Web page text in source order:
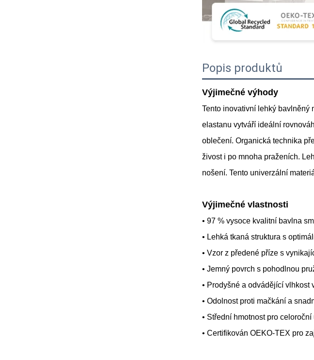
Popis produktů
Výjimečné výhody
Tento inovativní lehký bavlněný
elastanu vytváří ideální
oblečení. Organická technika
živost i po mnoha praženích.
nošení. Tento univerzální
Výjimečné vlastnosti
• 97 % vysoce kvalitní bavlna
• Lehká tkaná struktura s
• Vzor z předené příze s
• Jemný povrch s pohodlnou
• Prodyšné a odvádějící vlhkost
• Odolnost proti mačkání a
• Střední hmotnost pro
• Certifikován OEKO-TEX pro